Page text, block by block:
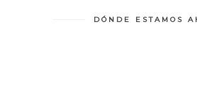
DÓNDE ESTAMOS